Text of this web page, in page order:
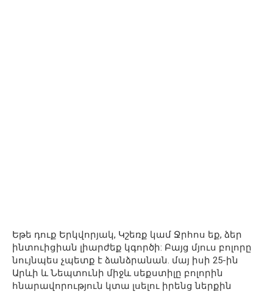
Եթե դուք Երկվորյակ, Կշեռք կամ Ջրհոս եք, ձեր
ինտուիցիան լիարժեք կգործի: Բայց մյուս բոլորը
նույնպես չպետք է ձանձրանան. մայ իսի 25-ին
Արևի և Նեպտունի միջև սեքստիլը բոլորին
հնարավորություն կտա լսելու իրենց ներքին